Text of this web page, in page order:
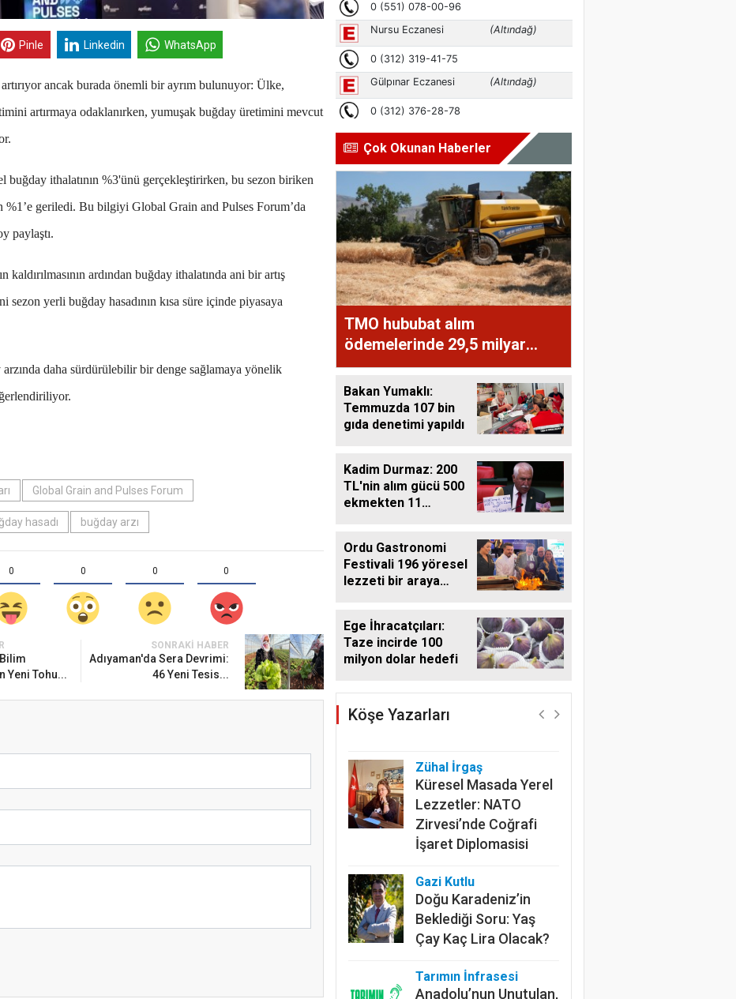
Pinle Linkedin WhatsApp
ancak burada önemli bir ayrım bulunuyor: Ülke,
artırmaya odaklanırken, yumuşak buğday üretimini mevcut
buğday ithalatının %3'ünü gerçekleştirirken, bu sezon biriken
%1’e geriledi. Bu bilgiyi Global Grain and Pulses Forum’da
paylaştı.
kaldırılmasının ardından buğday ithalatında ani bir artış
yerli buğday hasadının kısa süre içinde piyasaya
daha sürdürülebilir bir denge sağlamaya yönelik
Global Grain and Pulses Forum
hasadı buğday arzı
0 0 0 0
Yeni Tohu...
SONRAKI HABER
Adıyaman'da Sera Devrimi:
46 Yeni Tesis...
Çok Okunan Haberler
TMO hububat alım
ödemelerinde 29,5 milyar
TL'yi üreticiye aktardı
Bakan Yumaklı:
Temmuzda 107 bin
gıda denetimi yapıldı
Kadim Durmaz: 200
TL'nin alım gücü 500
ekmekten 11
Ordu Gastronomi
Festivali 196 yöresel
lezzeti bir araya
Ege İhracatçıları:
Taze incirde 100
milyon dolar hedefi
Köşe Yazarları
Harun Göksel
Geleceğin Pamuğu:
Doğal, İzlenebilir ve
Zühal İrgaş
Küresel Masada Yerel
Lezzetler: NATO
Zirvesi’nde Coğrafi
İşaret Diplomasisi
Gazi Kutlu
Doğu Karadeniz’in
Beklediği Soru: Yaş
Çay Kaç Lira Olacak?
Tarımın İnfrasesi
Anadolu’nun Unutulan,